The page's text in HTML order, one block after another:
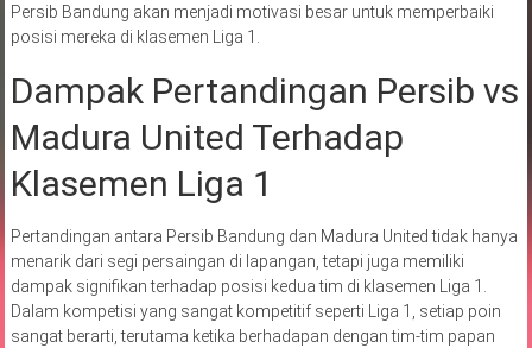
Persib Bandung akan menjadi motivasi besar untuk memperbaiki
posisi mereka di klasemen Liga 1.
Dampak Pertandingan Persib vs
Madura United Terhadap
Klasemen Liga 1
Pertandingan antara Persib Bandung dan Madura United tidak hanya
menarik dari segi persaingan di lapangan, tetapi juga memiliki
dampak signifikan terhadap posisi kedua tim di klasemen Liga 1.
Dalam kompetisi yang sangat kompetitif seperti Liga 1, setiap poin
sangat berarti, terutama ketika berhadapan dengan tim-tim papan